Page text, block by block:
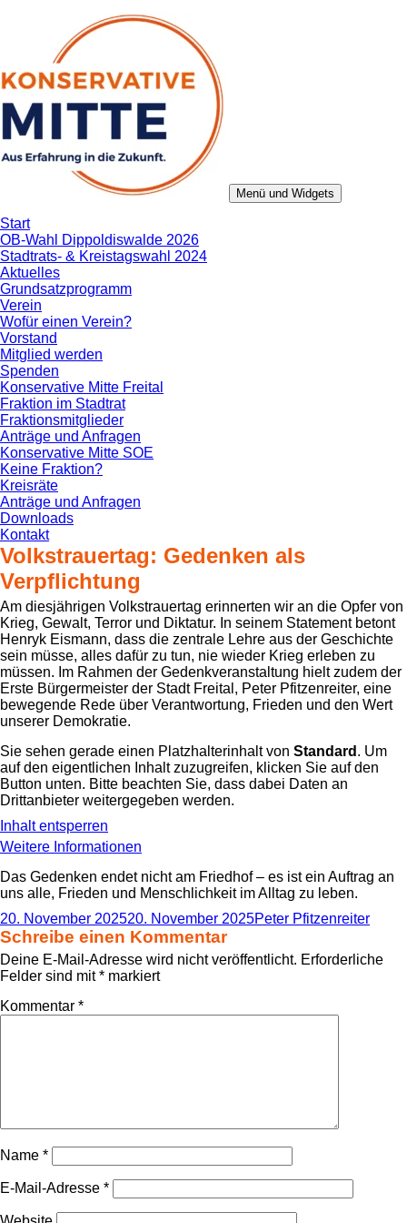
Konservative Mitte
Aus Erfahrung in die Zukunft.
Menü und Widgets
Start
OB-Wahl Dippoldiswalde 2026
Stadtrats- & Kreistagswahl 2024
Aktuelles
Grundsatzprogramm
Verein
Wofür einen Verein?
Vorstand
Mitglied werden
Spenden
Konservative Mitte Freital
Fraktion im Stadtrat
Fraktionsmitglieder
Anträge und Anfragen
Konservative Mitte SOE
Keine Fraktion?
Kreisräte
Anträge und Anfragen
Downloads
Kontakt
Volkstrauertag: Gedenken als
Verpflichtung
Am diesjährigen Volkstrauertag erinnerten wir an die Opfer von
Krieg, Gewalt, Terror und Diktatur. In seinem Statement betont
Henryk Eismann, dass die zentrale Lehre aus der Geschichte
sein müsse, alles dafür zu tun, nie wieder Krieg erleben zu
müssen. Im Rahmen der Gedenkveranstaltung hielt zudem der
Erste Bürgermeister der Stadt Freital, Peter Pfitzenreiter, eine
bewegende Rede über Verantwortung, Frieden und den Wert
unserer Demokratie.
Sie sehen gerade einen Platzhalterinhalt von Standard . Um
auf den eigentlichen Inhalt zuzugreifen, klicken Sie auf den
Button unten. Bitte beachten Sie, dass dabei Daten an
Drittanbieter weitergegeben werden.
Inhalt entsperren
Weitere Informationen
Das Gedenken endet nicht am Friedhof – es ist ein Auftrag an
uns alle, Frieden und Menschlichkeit im Alltag zu leben.
Veröffentlicht
am
20. November 202520. November 2025Autor
Peter Pfitzenreiter
Schreibe einen Kommentar
Deine E-Mail-Adresse wird nicht veröffentlicht. Erforderliche
Felder sind mit* markiert
Kommentar *
Name *
E-Mail-Adresse *